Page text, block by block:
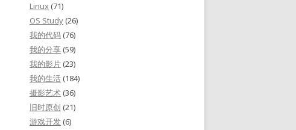
Linux (71)
OS Study (26)
我的代码 (76)
我的分享 (59)
我的影片 (23)
我的生活 (184)
摄影艺术 (36)
旧时原创 (21)
游戏开发 (6)